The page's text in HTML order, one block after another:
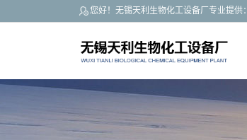
您好！无锡天利生物化工设备厂专业提供：
关于我们
联系我们